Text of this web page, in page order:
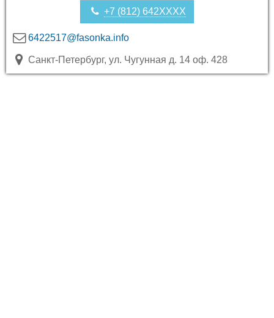
+7 (812) 642XXXX
6422517@fasonka.info
Санкт-Петербург, ул. Чугунная д. 14 оф. 428